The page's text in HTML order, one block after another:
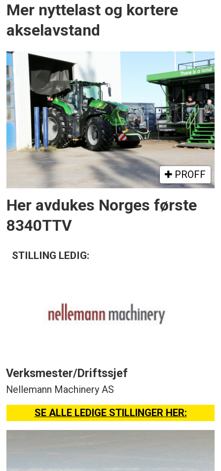
Mer nyttelast og kortere
akselavstand
PROFF
Her avdukes Norges første
8340TTV
STILLING LEDIG:
Verksmester/Driftssjef
Nellemann Machinery AS
SE ALLE LEDIGE STILLINGER HER: